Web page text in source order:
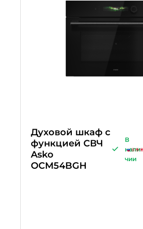
Духовой шкаф с
функцией СВЧ
Asko
OCM54BGH
В
нали
чии